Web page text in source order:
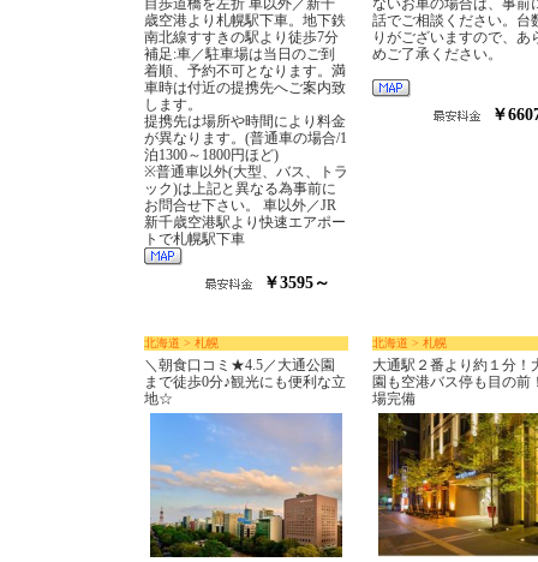
目歩道橋を左折 車以外／新千
歳空港より札幌駅下車。地下鉄
南北線すすきの駅より徒歩7分
補足:車／駐車場は当日のご到
着順、予約不可となります。満
車時は付近の提携先へご案内致
します。
提携先は場所や時間により料金
が異なります。(普通車の場合/1
泊1300～1800円ほど)
※普通車以外(大型、バス、トラ
ック)は上記と異なる為事前に
お問合せ下さい。 車以外／JR
新千歳空港駅より快速エアポー
トで札幌駅下車
￥3595～
ないお車の場合は、事前
話でご相談ください。台
りがございますので、あ
めご了承ください。
￥
北海道 > 札幌
＼朝食口コミ★4.5／大通公園
まで徒歩0分♪観光にも便利な立
地☆
北海道 > 札幌
大通駅２番より約１分！
園も空港バス停も目の前
場完備